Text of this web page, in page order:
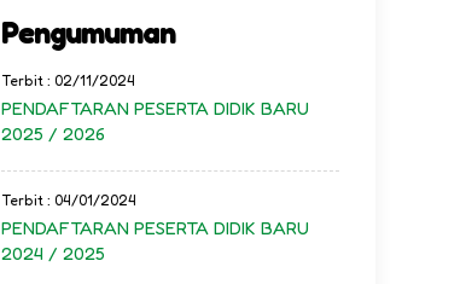
Pengumuman
Terbit : 02/11/2024
PENDAFTARAN PESERTA DIDIK BARU
2025 / 2026
Terbit : 04/01/2024
PENDAFTARAN PESERTA DIDIK BARU
2024 / 2025